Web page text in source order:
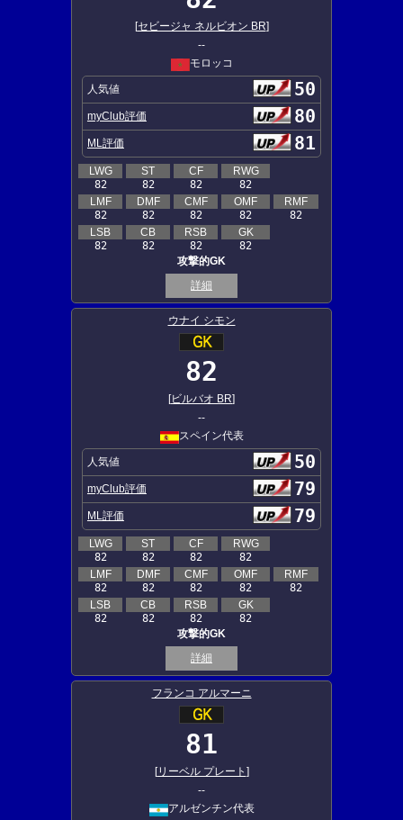
[セビージャ ネルビオン BR]
--
モロッコ
人気値 50
myClub評価 80
ML評価 81
LWG
82
ST
82
CF
82
RWG
82
LMF
82
DMF
82
CMF
82
OMF
82
RMF
82
LSB
82
CB
82
RSB
82
GK
82
攻撃的GK
詳細
ウナイ シモン
82
[ビルバオ BR]
--
スペイン代表
人気値 50
myClub評価 79
ML評価 79
LWG
82
ST
82
CF
82
RWG
82
LMF
82
DMF
82
CMF
82
OMF
82
RMF
82
LSB
82
CB
82
RSB
82
GK
82
攻撃的GK
詳細
フランコ アルマーニ
81
[リーベル プレート ]
--
アルゼンチン代表